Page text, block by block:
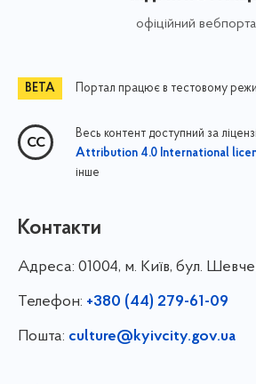
офіційний
Портал працює в тестовому
Весь контент доступний за
Attribution 4.0 International
інше
Контакти
Адреса: 01004, м. Київ, бул.
Телефон: +380 (44) 279-61-09
Пошта: culture@kyivcity.gov.ua